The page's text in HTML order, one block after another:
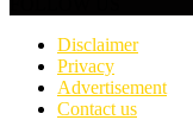
Disclaimer
Privacy
Advertisement
Contact us